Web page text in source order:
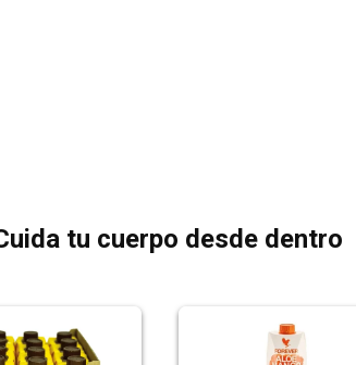
tu cuerpo desde dentro